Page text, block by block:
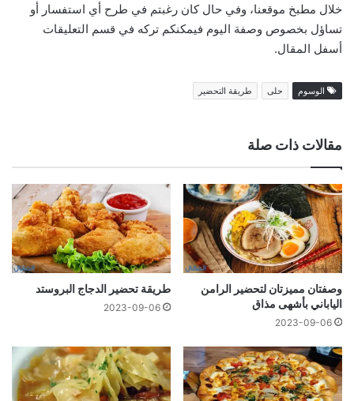
خلال مطبخ موقعنا، وفي حال كان رغبتم في طرح أي استفسار أو
تساؤل بخصوص وصفة اليوم فيمكنكم تركه في قسم التعليقات
أسفل المقال.
الوسوم حلى طريقة التحضير
مقالات ذات صلة
وصفتان مميزتان لتحضير الرامن
الياباني بأشهى مذاق
2023-09-06
طريقة تحضير الدجاج البروستد
2023-09-06